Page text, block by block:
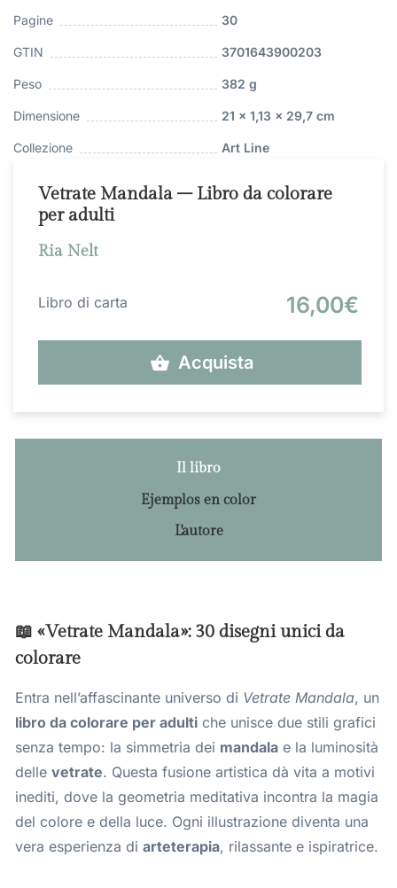
Pagine 30
GTIN 3701643900203
Peso 382 g
Dimensione 21 x 1,13 x 29,7 cm
Collezione Art Line
Vetrate Mandala – Libro da colorare
per adulti
Ria Nelt
Libro di carta
Acquista
16,00€
Il libro
Ejemplos en color
L'autore
📖 «Vetrate Mandala»: 30 disegni unici da
colorare
Entra nell’affascinante universo di Vetrate Mandala, un
libro da colorare per adulti che unisce due stili grafici
senza tempo: la simmetria dei mandala e la luminosità
delle vetrate. Questa fusione artistica dà vita a motivi
inediti, dove la geometria meditativa incontra la magia
del colore e della luce. Ogni illustrazione diventa una
vera esperienza di arteterapia, rilassante e ispiratrice.